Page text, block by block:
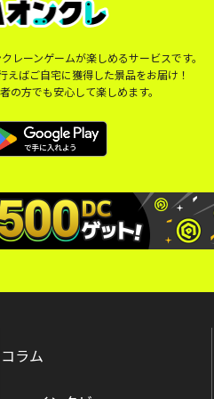
レーンゲームが楽しめるサービスです。
ばご自宅に獲得した景品をお届け！
の方でも安心して楽しめます。
コラム